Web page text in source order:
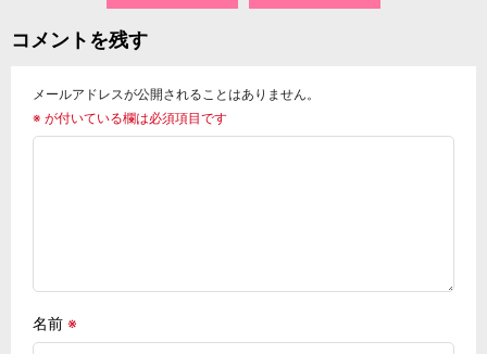
コメントを残す
メールアドレスが公開されることはありません。
※ が付いている欄は必須項目です
名前 ※